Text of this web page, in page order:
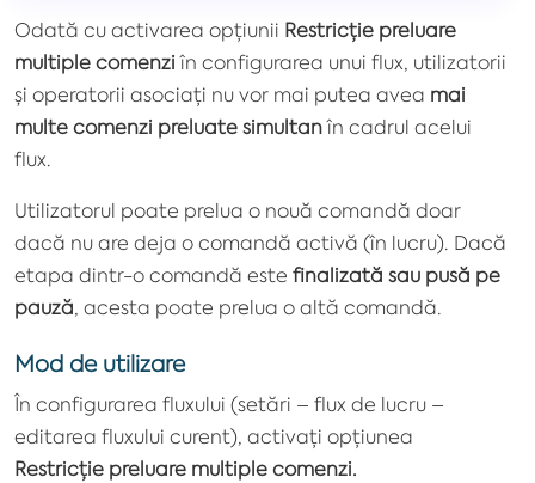
Odată cu activarea opțiunii Restricție preluare
multiple comenzi în configurarea unui flux, utilizatorii
și operatorii asociați nu vor mai putea avea mai
multe comenzi preluate simultanîn cadrul acelui
flux.
Utilizatorul poate prelua o nouă comandă doar
dacă nu are deja o comandă activă (în lucru). Dacă
etapa dintr-o comandă este finalizată sau pusă pe
pauză, acesta poate prelua o altă comandă.
Mod de utilizare
În configurarea fluxului (setări – flux de lucru –
editarea fluxului curent), activați opțiunea
Restricție preluare multiple comenzi.